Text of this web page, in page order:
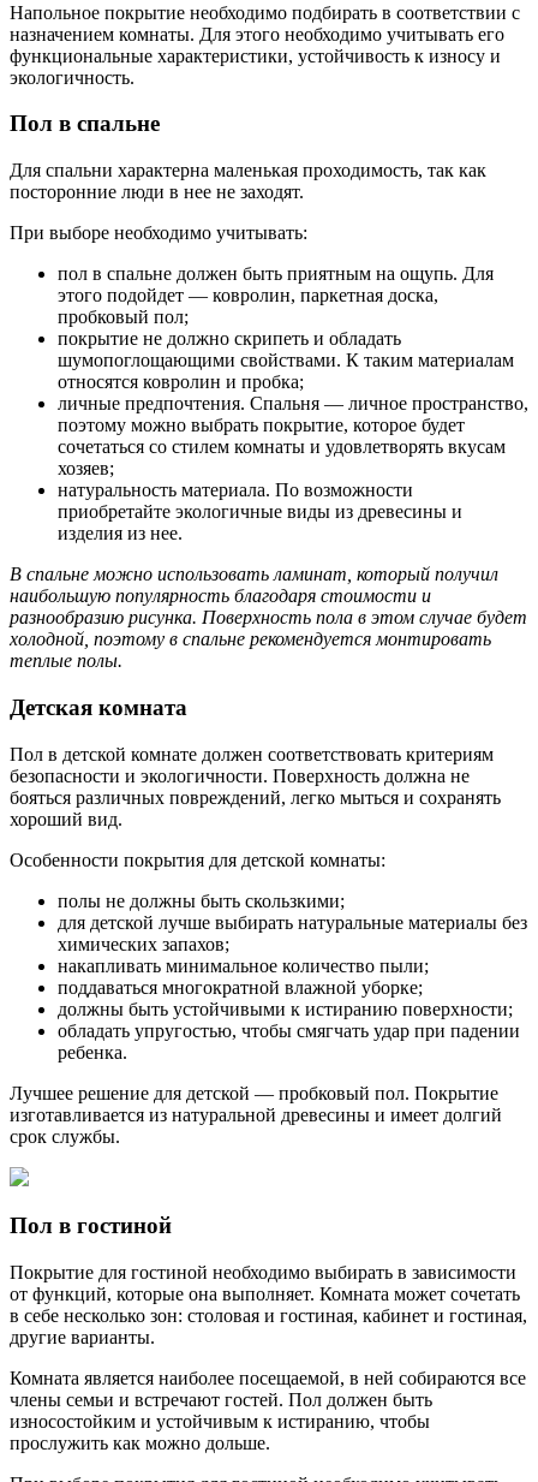
Напольное покрытие необходимо подбирать в соответствии с
назначением комнаты. Для этого необходимо учитывать его
функциональные характеристики, устойчивость к износу и
экологичность.
Пол в спальне
Для спальни характерна маленькая проходимость, так как
посторонние люди в нее не заходят.
При выборе необходимо учитывать:
пол в спальне должен быть приятным на ощупь. Для
этого подойдет — ковролин, паркетная доска,
пробковый пол;
покрытие не должно скрипеть и обладать
шумопоглощающими свойствами. К таким материалам
относятся ковролин и пробка;
личные предпочтения. Спальня — личное пространство,
поэтому можно выбрать покрытие, которое будет
сочетаться со стилем комнаты и удовлетворять вкусам
хозяев;
натуральность материала. По возможности
приобретайте экологичные виды из древесины и
изделия из нее.
В спальне можно использовать ламинат, который получил
наибольшую популярность благодаря стоимости и
разнообразию рисунка. Поверхность пола в этом случае будет
холодной, поэтому в спальне рекомендуется монтировать
теплые полы.
Детская комната
Пол в детской комнате должен соответствовать критериям
безопасности и экологичности. Поверхность должна не
бояться различных повреждений, легко мыться и сохранять
хороший вид.
Особенности покрытия для детской комнаты:
полы не должны быть скользкими;
для детской лучше выбирать натуральные материалы без
химических запахов;
накапливать минимальное количество пыли;
поддаваться многократной влажной уборке;
должны быть устойчивыми к истиранию поверхности;
обладать упругостью, чтобы смягчать удар при падении
ребенка.
Лучшее решение для детской — пробковый пол. Покрытие
изготавливается из натуральной древесины и имеет долгий
срок службы.
Пол в гостиной
Покрытие для гостиной необходимо выбирать в зависимости
от функций, которые она выполняет. Комната может сочетать
в себе несколько зон: столовая и гостиная, кабинет и гостиная,
другие варианты.
Комната является наиболее посещаемой, в ней собираются все
члены семьи и встречают гостей. Пол должен быть
износостойким и устойчивым к истиранию, чтобы
прослужить как можно дольше.